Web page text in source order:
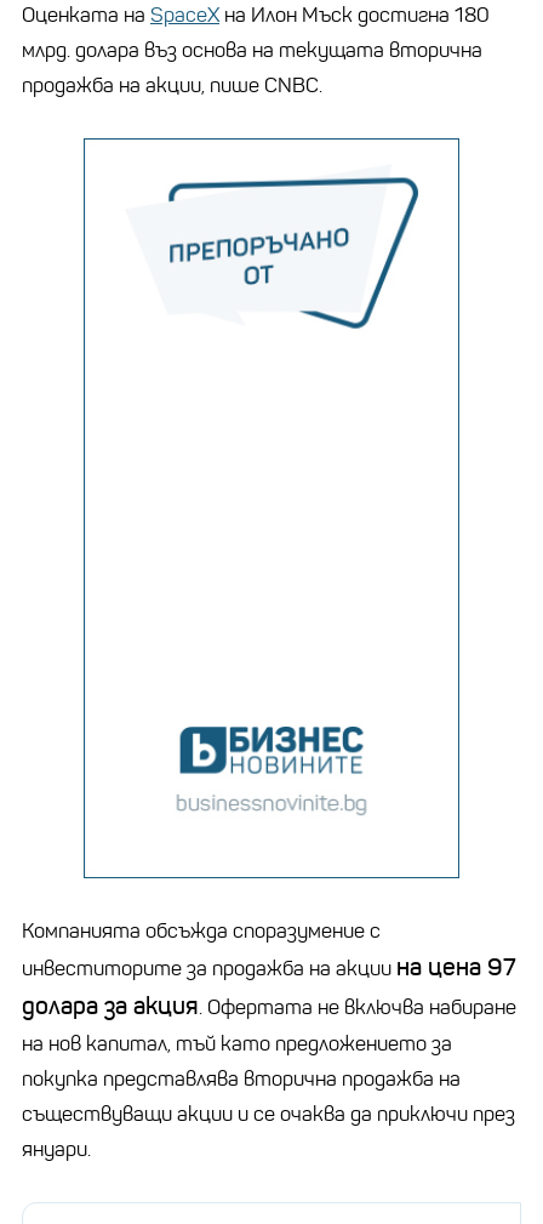
Оценката на SpaceXна Илон Мъск достигна 180
млрд. долара въз основа на текущата вторична
продажба на акции, пише CNBC.
Компанията обсъжда споразумение с
инвеститорите за продажба на акции на цена 97
долара за акция. Офертата не включва набиране
на нов капитал, тъй като предложението за
покупка представлява вторична продажба на
съществуващи акции и се очаква да приключи през
януари.